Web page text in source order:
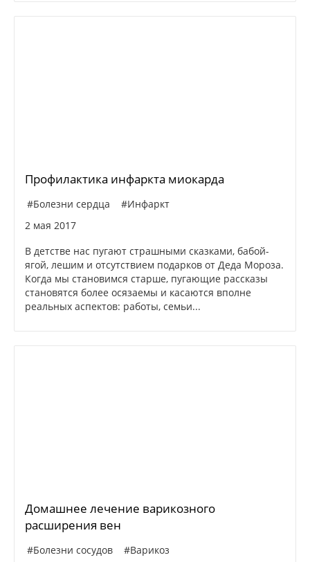
Профилактика инфаркта миокарда
#Болезни сердца
#Инфаркт
2 мая 2017
В детстве нас пугают страшными сказками, бабой-
ягой, лешим и отсутствием подарков от Деда Мороза.
Когда мы становимся старше, пугающие рассказы
становятся более осязаемы и касаются вполне
реальных аспектов: работы, семьи...
Домашнее лечение варикозного
расширения вен
#Болезни сосудов
#Варикоз